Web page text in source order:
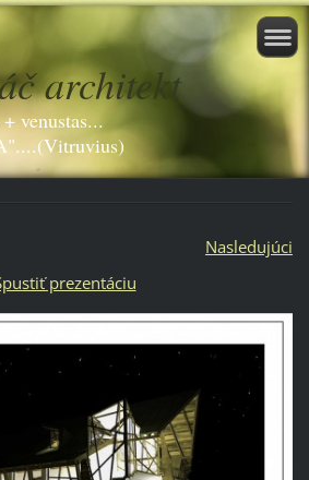
architekt
venustas...
Nasledujúci
prezentáciu